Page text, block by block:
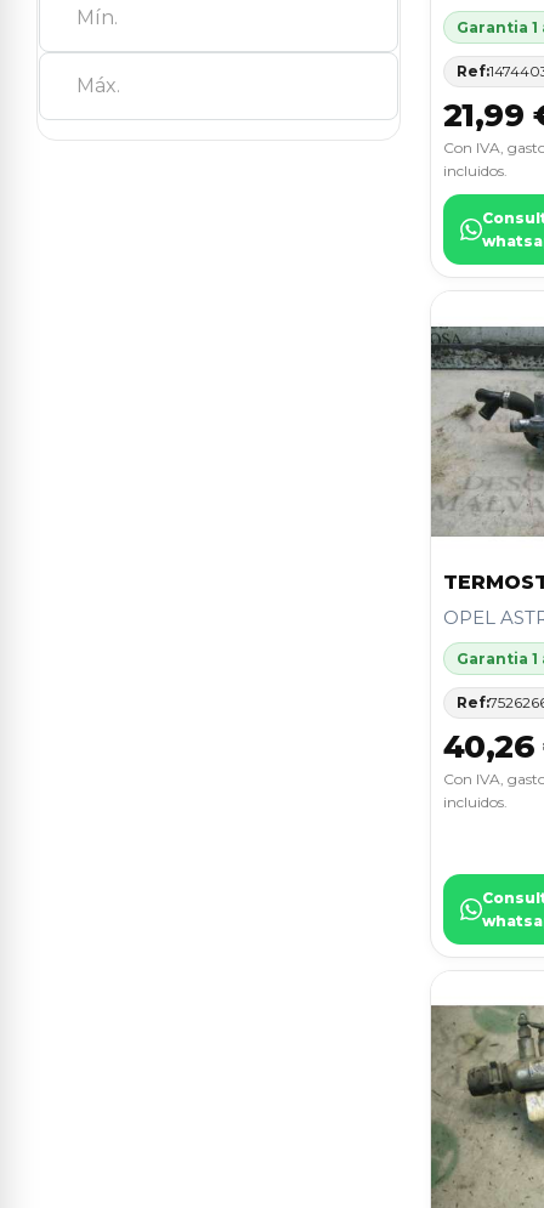
ASTRA H BERLINA
BERLINGO
Garantia 1
Ref:
21,99
Con IVA,
incluidos.
OPEL
Garantia 1
Ref:
40,26
Con IVA,
incluidos.